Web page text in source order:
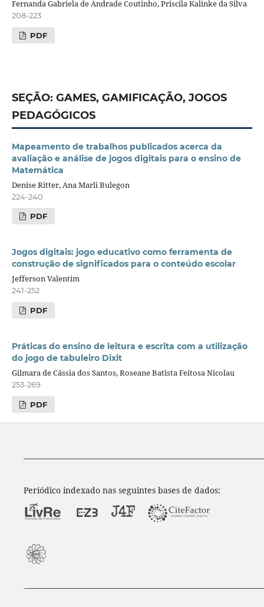
Fernanda Gabriela de Andrade Coutinho, Priscila Kalinke da Silva
208-223
PDF
SEÇÃO: GAMES, GAMIFICAÇÃO, JOGOS
PEDAGÓGICOS
Mapeamento de trabalhos publicados acerca da
avaliação e análise de jogos digitais para o ensino de
Matemática
Denise Ritter, Ana Marli Bulegon
224-240
PDF
Jogos digitais: jogo educativo como ferramenta de
construção de significados para o conteúdo escolar
Jefferson Valentim
241-252
PDF
Práticas do ensino de leitura e escrita com a utilização
do jogo de tabuleiro Dixit
Gilmara de Cássia dos Santos, Roseane Batista Feitosa Nicolau
253-269
PDF
Periódico indexado nas seguintes bases de dados: